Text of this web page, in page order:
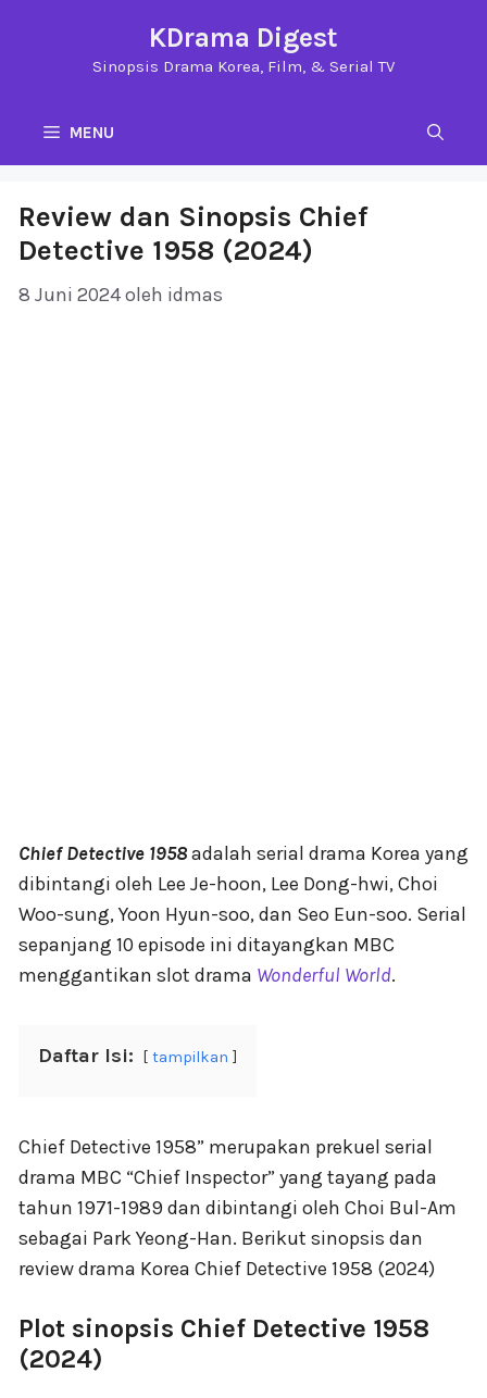
KDrama Digest
Sinopsis Drama Korea, Film, & Serial TV
MENU
Review dan Sinopsis Chief
Detective 1958 (2024)
8 Juni 2024oleh idmas
Chief Detective 1958adalah serial drama Korea yang
dibintangi oleh Lee Je-hoon, Lee Dong-hwi, Choi
Woo-sung, Yoon Hyun-soo, dan Seo Eun-soo. Serial
sepanjang 10 episode ini ditayangkan MBC
menggantikan slot drama Wonderful World.
Daftar Isi: tampilkan
Chief Detective 1958” merupakan prekuel serial
drama MBC “Chief Inspector” yang tayang pada
tahun 1971-1989 dan dibintangi oleh Choi Bul-Am
sebagai Park Yeong-Han. Berikut sinopsis dan
review drama Korea Chief Detective 1958 (2024)
Plot sinopsis Chief Detective 1958
(2024)